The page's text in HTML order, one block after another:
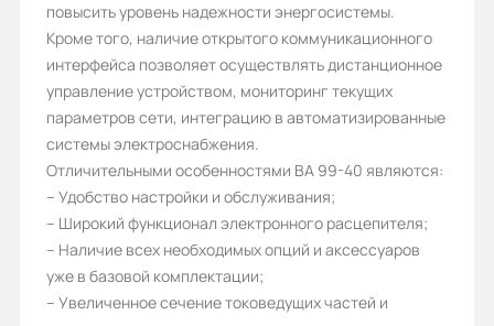
Количество полюсов:
3
Индикация положения главных
контактов:
Да
Номинальный ток (А):
1000
Индикация положения в корзине:
Дополнительная опция
повысить уровень надежности энергосистемы.
Кроме того, наличие открытого коммуникационного
интерфейса позволяет осуществлять дистанционное
управление устройством, мониторинг текущих
параметров сети, интеграцию в автоматизированные
системы электроснабжения.
Отличительными особенностями ВА 99-40 являются:
– Удобство настройки и обслуживания;
– Широкий функционал электронного расцепителя;
– Наличие всех необходимых опций и аксессуаров
уже в базовой комплектации;
– Увеличенное сечение токоведущих частей и